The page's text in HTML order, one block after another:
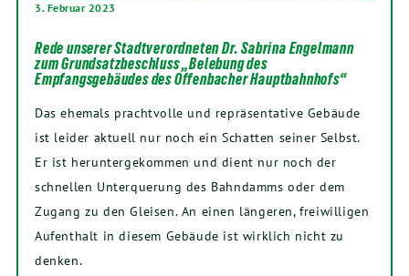
3. Februar 2023
Rede unserer Stadtverordneten Dr. Sabrina Engelmann
zum Grundsatzbeschluss „Belebung des
Empfangsgebäudes des Offenbacher Hauptbahnhofs“
Das ehemals prachtvolle und repräsentative Gebäude
ist leider aktuell nur noch ein Schatten seiner Selbst.
Er ist heruntergekommen und dient nur noch der
schnellen Unterquerung des Bahndamms oder dem
Zugang zu den Gleisen. An einen längeren, freiwilligen
Aufenthalt in diesem Gebäude ist wirklich nicht zu
denken.